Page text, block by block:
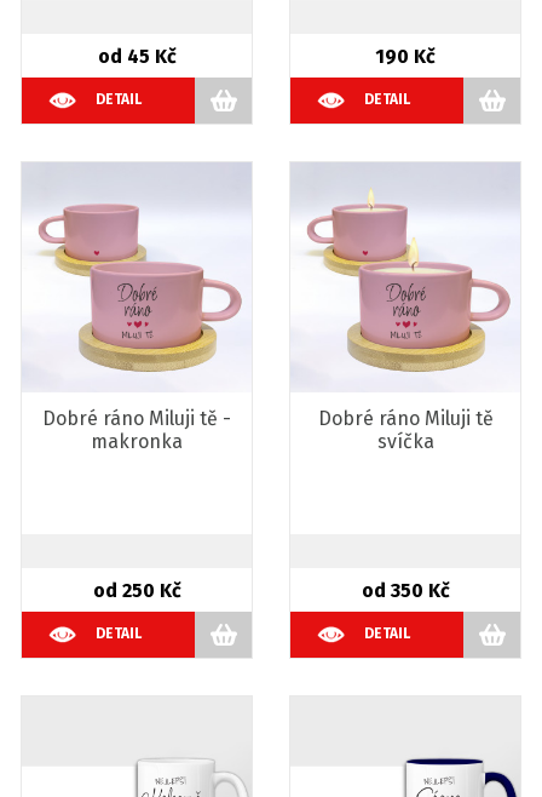
od 45 Kč
DETAIL
190 Kč
DETAIL
Dobré ráno Miluji tě -
makronka
od 250 Kč
DETAIL
Dobré ráno Miluji tě
svíčka
od 350 Kč
DETAIL